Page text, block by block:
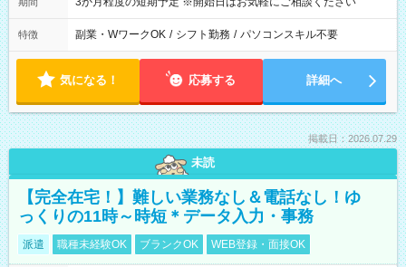
特徴 副業・WワークOK / シフト勤務 / パソコンスキル不要
気になる！ 応募する 詳細へ
掲載日：2026.07.29
未読
【完全在宅！】難しい業務なし＆電話なし！ゆ
っくりの11時～時短＊データ入力・事務
派遣 職種未経験OK ブランクOK WEB登録・面接OK